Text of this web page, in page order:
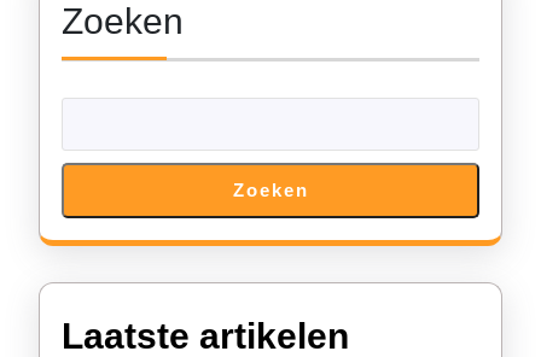
Zoeken
Zoeken
Laatste artikelen